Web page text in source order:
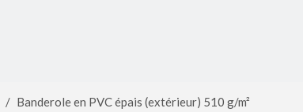
/ Banderole en PVC épais (extérieur) 510 g/m²